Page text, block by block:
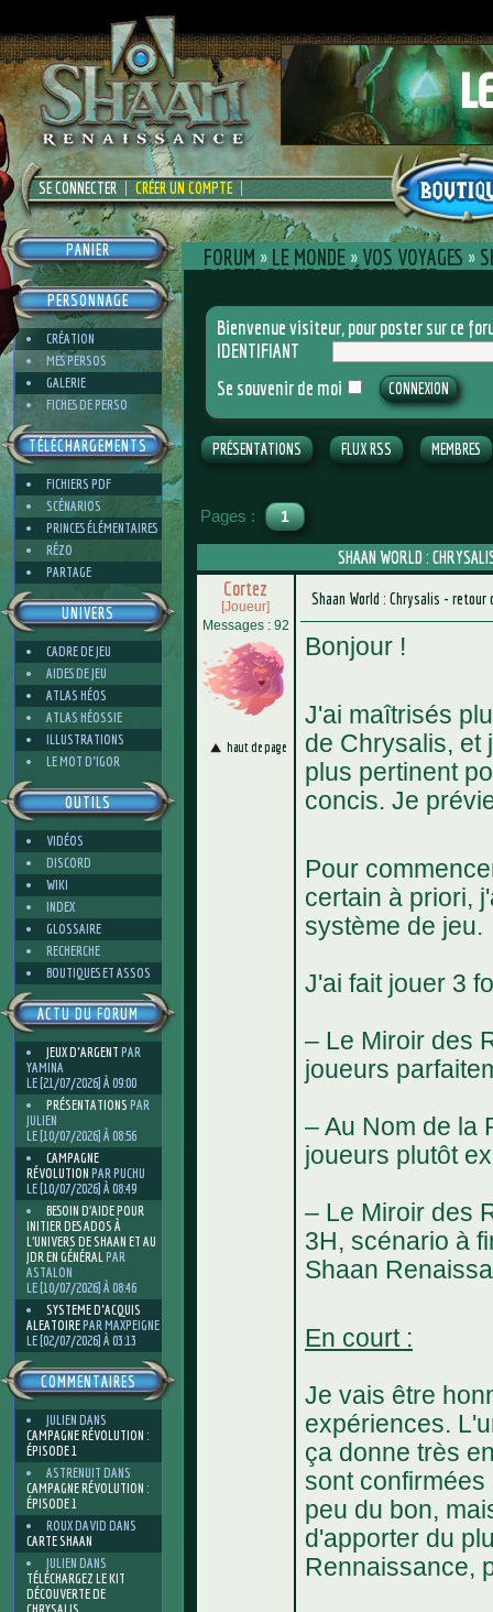
SE CONNECTER CRÉER UN COMPTE
PANIER
PERSONNAGE
CRÉATION
MES PERSOS
GALERIE
FICHES DE PERSO
TÉLÉCHARGEMENTS
FICHIERS PDF
SCÉNARIOS
PRINCES ÉLÉMENTAIRES
RÉZO
PARTAGE
UNIVERS
CADRE DE JEU
AIDES DE JEU
ATLAS HÉOS
ATLAS HÉOSSIE
ILLUSTRATIONS
LE MOT D'IGOR
OUTILS
VIDÉOS
DISCORD
WIKI
INDEX
GLOSSAIRE
RECHERCHE
BOUTIQUES ET ASSOS
ACTU DU FORUM
JEUX D'ARGENT PAR
YAMINA
LE [21/07/2026] À 09:00
PRÉSENTATIONS PAR
JULIEN
LE [10/07/2026] À 08:56
CAMPAGNE
RÉVOLUTION PAR PUCHU
LE [10/07/2026] À 08:49
BESOIN D’AIDE POUR
INITIER DES ADOS À
L’UNIVERS DE SHAAN ET AU
JDR EN GÉNÉRAL PAR
ASTALON
LE [10/07/2026] À 08:46
SYSTEME D'ACQUIS
ALEATOIREPAR MAXPEIGNE
LE [02/07/2026] À 03:13
COMMENTAIRES
JULIEN DANS
CAMPAGNE RÉVOLUTION :
ÉPISODE 1
ASTRENUIT DANS
CAMPAGNE RÉVOLUTION :
ÉPISODE 1
ROUX DAVID DANS
CARTE SHAAN
JULIEN DANS
TÉLÉCHARGEZ LE KIT
DÉCOUVERTE DE
FORUM » LE MONDE » VOS VOYAGES »
PARTIES DU KIT DE DÉCOUVERTE
Bienvenue visiteur, pour poster sur ce
IDENTIFIANT
Se souvenir de moi
PRÉSENTATIONS FLUX RSS MEMBRES
Pages : 1
SHAAN WORLD :
Cortez
[Joueur]
Messages : 92
haut de page
Shaan World : Chrysalis -
Bonjour !
J'ai maîtrisés
de Chrysalis, et
plus pertinent
concis. Je
Pour
certain à priori,
système de jeu.
J'ai fait jouer 3
– Le Miroir des
joueurs
– Au Nom de la
joueurs plutôt
– Le Miroir des
3H, scénario à
Shaan
En court :
Je vais être
expériences.
ça donne très
sont
peu du bon,
d'apporter du
Rennaissance,